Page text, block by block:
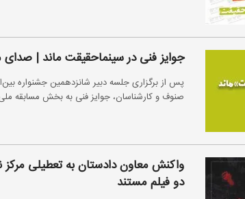
جوایز فنی در سینماحقیقت ماند | صدای
پس از برگزاری جلسه دبیر شانزدهمین جشنواره
صنوف و کارشناسان، جوایز فنی به بخش مسابقه
واکنش معاون دادستان به تعطیلی مرکز
دو فیلم مستند